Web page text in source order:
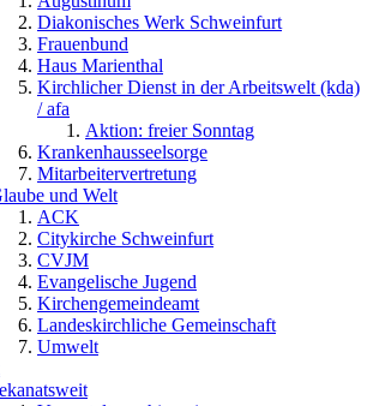
Diakonisches Werk Schweinfurt
Frauenbund
Haus Marienthal
Kirchlicher Dienst in der Arbeitswelt (kda)
/ afa
Aktion: freier Sonntag
Krankenhausseelsorge
Mitarbeitervertretung
und Welt
ACK
Citykirche Schweinfurt
CVJM
Evangelische Jugend
Kirchengemeindeamt
Landeskirchliche Gemeinschaft
Umwelt